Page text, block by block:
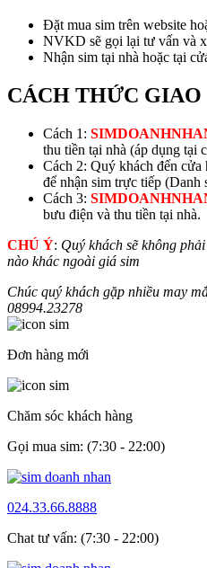
Đặt mua sim trên website
NVKD sẽ gọi lại tư vấn và
Nhận sim tại nhà hoặc tại
CÁCH THỨC GIAO
Cách 1:
thu tiền tại nhà (áp dụng tại
Cách 2: Quý khách đến cửa
để nhận sim trực tiếp (Danh
Cách 3:
bưu điện và thu tiền tại nhà.
CHÚ Ý: Quý khách sẽ không
nào khác ngoài giá sim
Chúc quý khách gặp nhiều may
08994.23278
Đơn hàng mới
Chăm sóc khách hàng
Gọi mua sim: (7:30 - 22:00)
024.33.66.8888
Chat tư vấn: (7:30 - 22:00)